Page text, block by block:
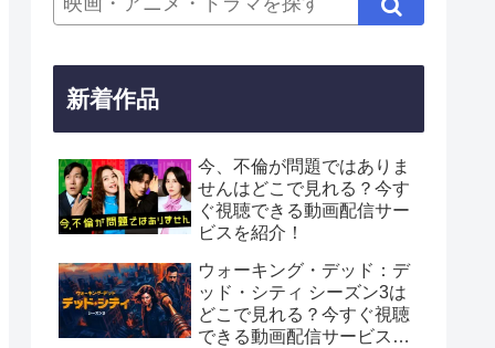
新着作品
今、不倫が問題ではありま
せんはどこで見れる？今す
ぐ視聴できる動画配信サー
ビスを紹介！
ウォーキング・デッド：デ
ッド・シティ シーズン3は
どこで見れる？今すぐ視聴
できる動画配信サービスを